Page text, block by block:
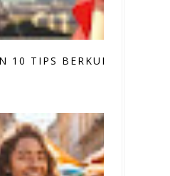
10 TIPS BERKUNJUNG